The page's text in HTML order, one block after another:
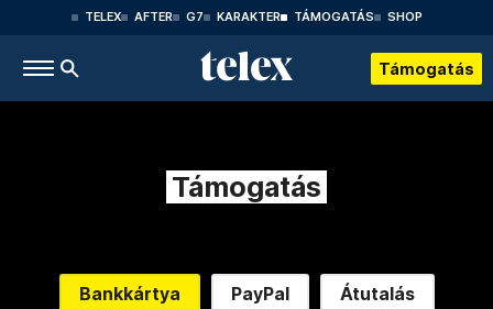
TELEX AFTER G7 KARAKTER TÁMOGATÁS SHOP
Támogatás
Támogatás
Bankkártya PayPal Átutalás